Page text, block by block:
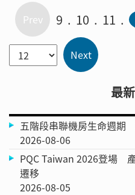
9 10 11
最
五階段串聯機房生命週期
2026-08-06
PQC Taiwan 2026登場
遷移
2026-08-05